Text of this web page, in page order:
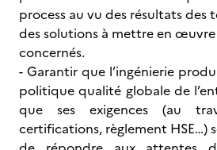
process au vu des résultats des
des solutions à mettre en œuvre
concernés.
- Garantir que l’ingénierie
politique qualité globale de
que ses exigences (au
certifications, règlement HSE…)